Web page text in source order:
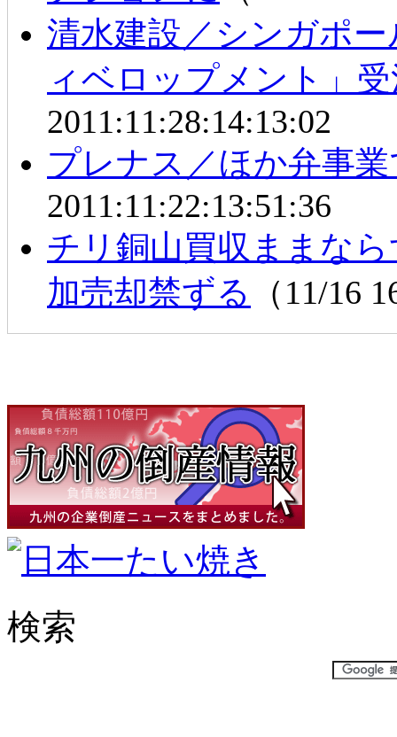
清水建設／シンガポ
ィベロップメント」
2011:11:28:14:13:02
プレナス／ほか弁事
2011:11:22:13:51:36
チリ銅山買収ままな
加売却禁ずる
（11/16
検索